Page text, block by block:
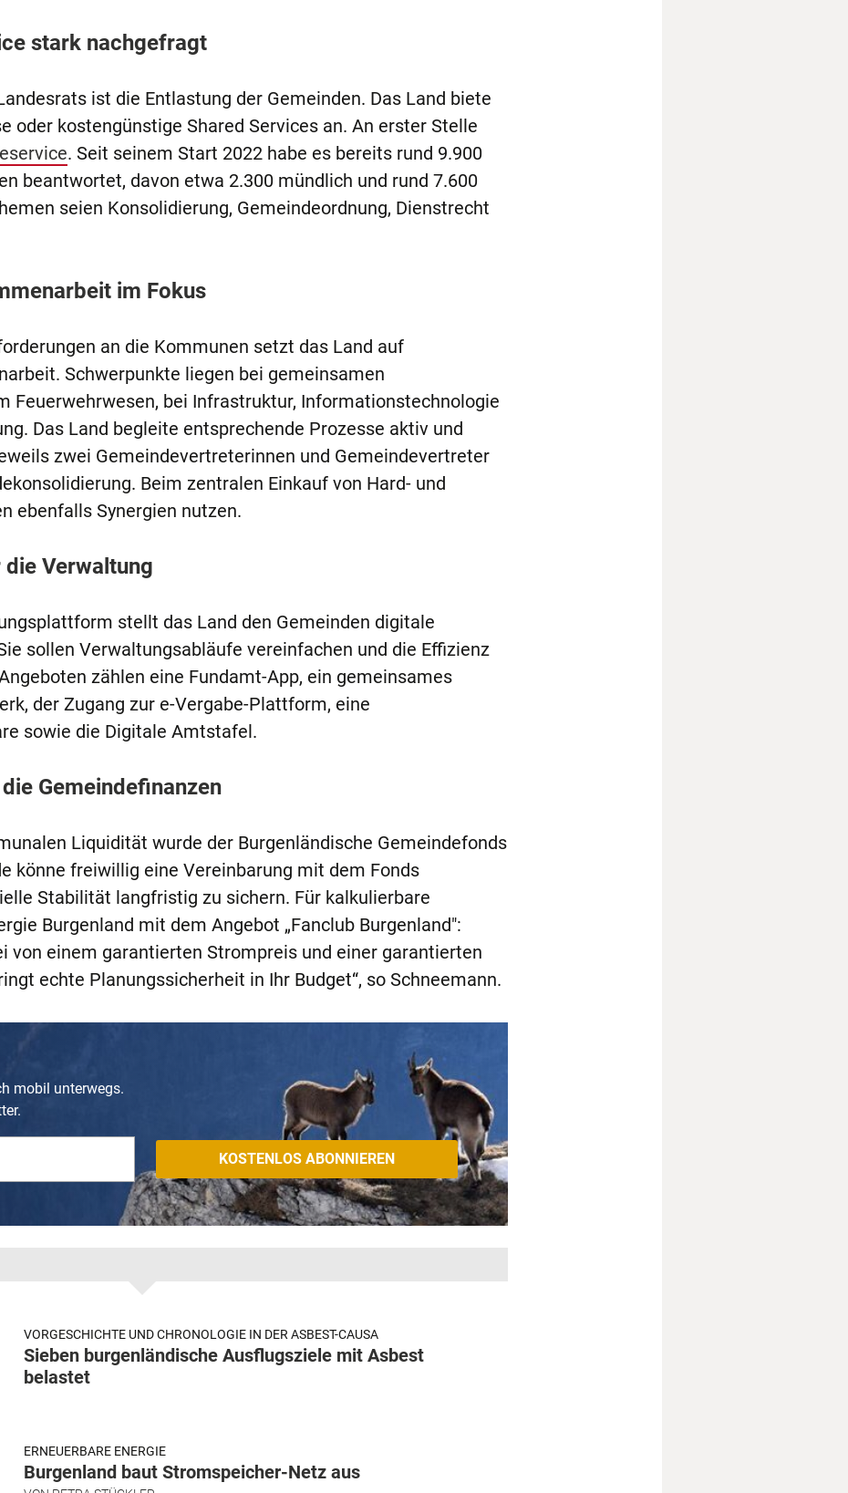
stark nachgefragt
ist die Entlastung der Gemeinden. Das Land biete
oder kostengünstige Shared Services an. An erster Stelle
. Seit seinem Start 2022 habe es bereits rund 9.900
beantwortet, davon etwa 2.300 mündlich und rund 7.600
seien Konsolidierung, Gemeindeordnung, Dienstrecht
im Fokus
an die Kommunen setzt das Land auf
Schwerpunkte liegen bei gemeinsamen
Feuerwehrwesen, bei Infrastruktur, Informationstechnologie
Das Land begleite entsprechende Prozesse aktiv und
zwei Gemeindevertreterinnen und Gemeindevertreter
Beim zentralen Einkauf von Hard- und
ebenfalls Synergien nutzen.
Verwaltung
stellt das Land den Gemeinden digitale
sollen Verwaltungsabläufe vereinfachen und die Effizienz
zählen eine Fundamt-App, ein gemeinsames
der Zugang zur e-Vergabe-Plattform, eine
sowie die Digitale Amtstafel.
Gemeindefinanzen
Liquidität wurde der Burgenländische Gemeindefonds
könne freiwillig eine Vereinbarung mit dem Fonds
Stabilität langfristig zu sichern. Für kalkulierbare
Burgenland mit dem Angebot „Fanclub Burgenland":
von einem garantierten Strompreis und einer garantierten
echte Planungssicherheit in Ihr Budget“, so Schneemann.
mobil unterwegs.
VORGESCHICHTE UND CHRONOLOGIE IN DER ASBEST-CAUSA
Sieben burgenländische Ausflugsziele mit Asbest
belastet
ERNEUERBARE ENERGIE
Burgenland baut Stromspeicher-Netz aus